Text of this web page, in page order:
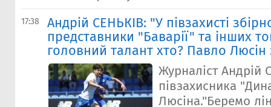
17:38
Андрій СЕНЬКІВ: "У півзахисті
представники "Баварії" та інших
головний талант хто? Павло
Журналіст Андрій
півзахисника
Люсіна."Беремо